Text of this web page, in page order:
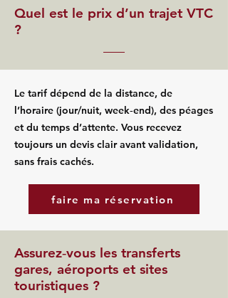
Quel est le prix d’un trajet VTC
?
Le tarif dépend de la distance, de
l’horaire (jour/nuit, week‑end), des péages
et du temps d’attente. Vous recevez
toujours un devis clair avant validation,
sans frais cachés.
faire ma réservation
Assurez‑vous les transferts
gares, aéroports et sites
touristiques ?